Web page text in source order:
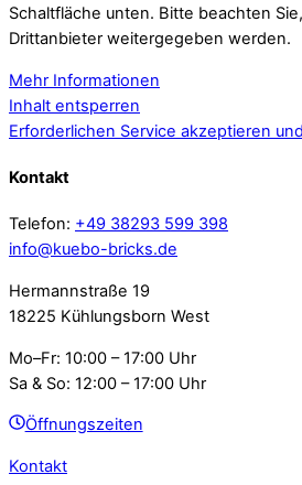
Schaltfläche unten. Bitte beachten
Drittanbieter weitergegeben werden.
Mehr Informationen
Inhalt entsperren
Erforderlichen Service akzeptieren
Kontakt
Telefon: +49 38293 599 398
info@kuebo-bricks.de
Hermannstraße 19
18225 Kühlungsborn West
Mo–Fr: 10:00 – 17:00 Uhr
Sa & So: 12:00 – 17:00 Uhr
Öffnungszeiten
Kontakt